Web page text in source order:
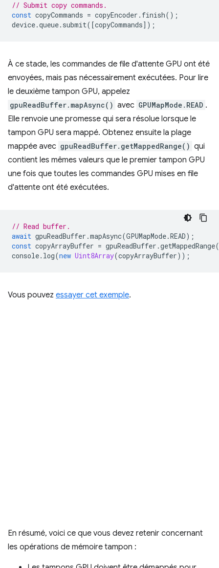
// Submit copy commands.
const copyCommands = copyEncoder . finish();
device.queue. submit([copyCommands]);
À ce stade, les commandes de file d'attente GPU ont été
envoyées, mais pas nécessairement exécutées. Pour lire
le deuxième tampon GPU, appelez
gpuReadBuffer.mapAsync() avec GPUMapMode.READ .
Elle renvoie une promesse qui sera résolue lorsque le
tampon GPU sera mappé. Obtenez ensuite la plage
mappée avec gpuReadBuffer.getMappedRange() qui
contient les mêmes valeurs que le premier tampon GPU
une fois que toutes les commandes GPU mises en file
d'attente ont été exécutées.
// Read buffer.
await gpuReadBuffer .mapAsync(GPUMapMode.READ);
const copyArrayBuffer = gpuReadBuffer .getMappedRange
console. log(new Uint8Array(copyArrayBuffer));
Vous pouvez essayer cet exemple.
En résumé, voici ce que vous devez retenir concernant
les opérations de mémoire tampon :